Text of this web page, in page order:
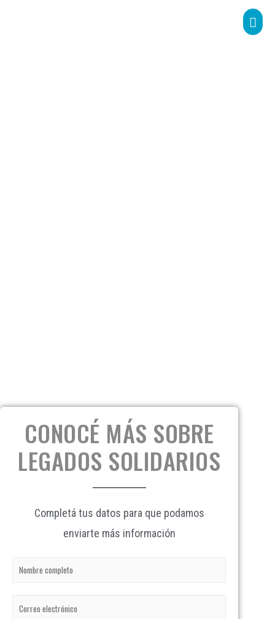
CONOCÉ MÁS SOBRE
LEGADOS SOLIDARIOS
Completá tus datos para que podamos
enviarte más información